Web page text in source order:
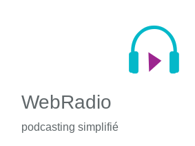
WebRadio
podcasting simplifié